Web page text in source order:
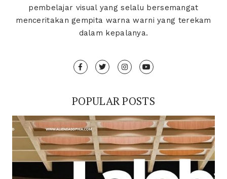
pembelajar visual yang selalu bersemangat
menceritakan gempita warna warni yang terekam
dalam kepalanya.
POPULAR POSTS